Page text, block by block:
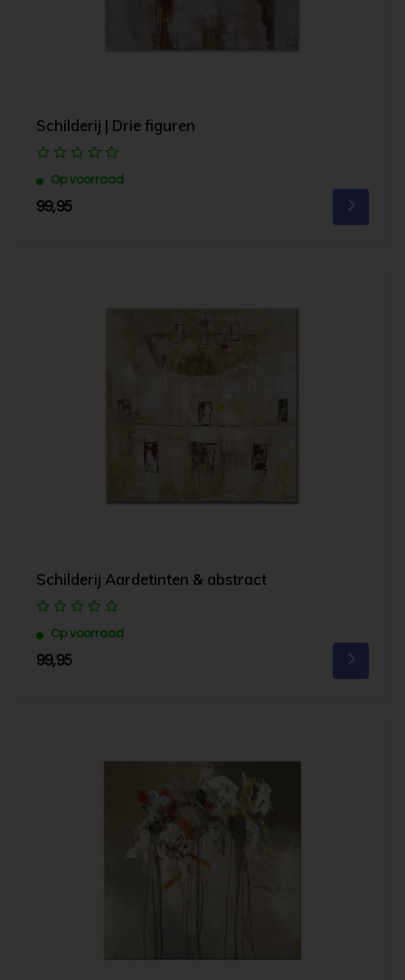
Schilderij | Drie figuren
Op voorraad
99,95
Schilderij Aardetinten & abstract
Op voorraad
99,95